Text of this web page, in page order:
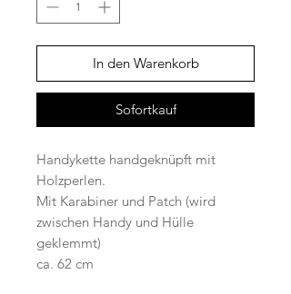
In den Warenkorb
Sofortkauf
Handykette handgeknüpft mit
Holzperlen.
Mit Karabiner und Patch (wird
zwischen Handy und Hülle
geklemmt)
ca. 62 cm